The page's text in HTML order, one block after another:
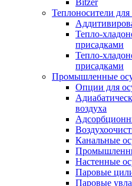
Bitzer
Теплоносители
Тепло-
присадками
Тепло-
присадками
Промышленные
Опции для
воздуха
Канальные
Настенные
Паровые
Паровые